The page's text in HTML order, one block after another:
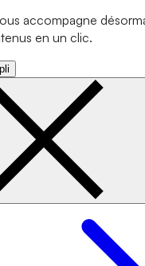
accompagne
en un clic.